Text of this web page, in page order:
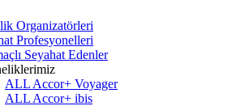
Organizatörleri
Profesyonelleri
Seyahat Edenler
ALL Accor+ Voyager
ALL Accor+ ibis